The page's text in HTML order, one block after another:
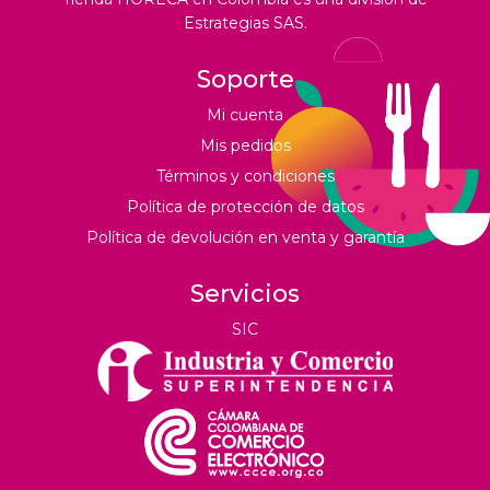
Estrategias SAS.
Soporte
Mi cuenta
Mis pedidos
Términos y condiciones
Política de protección de datos
Política de devolución en venta y garantía
Servicios
SIC